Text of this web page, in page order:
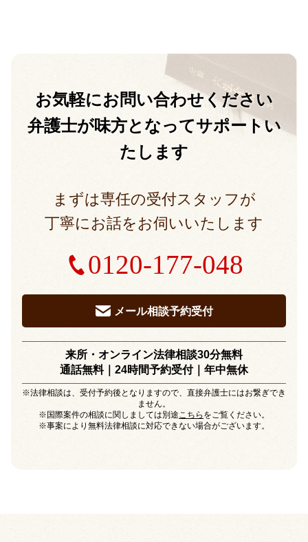
お気軽にお問い合わせください
弁護士が味方となってサポートい
たします
まずは専任の受付スタッフが
丁寧にお話をお伺いいたします
0120-177-048
メール相談予約受付
来所・オンライン法律相談30分無料
通話無料｜24時間予約受付｜年中無休
※法律相談は、受付予約後となりますので、直接弁護士にはお繋ぎでき
ません。
※国際案件の相談に関しましては別途こちら をご覧ください。
※事案により無料法律相談に対応できない場合がございます。